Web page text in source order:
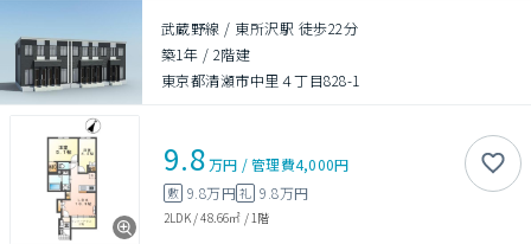
武蔵野線 / 東所沢駅 徒歩22分
築1年 / 2階建
東京都清瀬市中里４丁目828-1
9.8万円 /管理費4,000円
敷 9.8万円礼 9.8万円
2LDK/48.66㎡ / 1階